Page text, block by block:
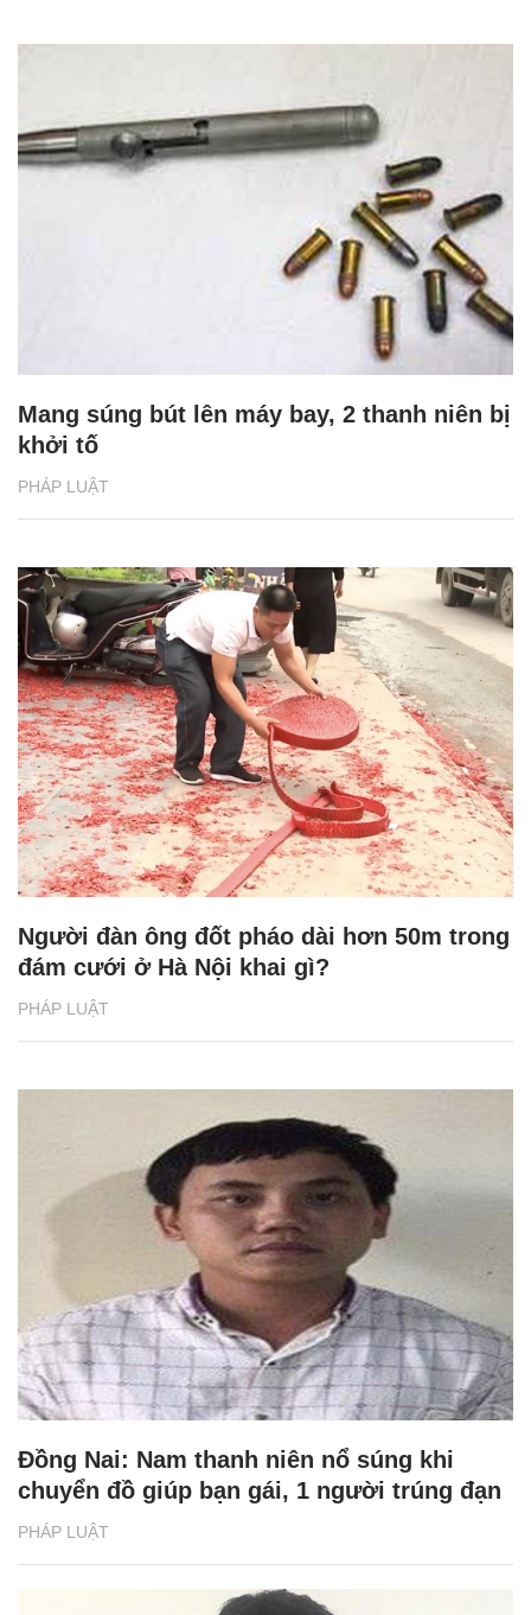
PHÁP LUẬT
Mang súng bút lên máy bay, 2 thanh niên bị
khởi tố
PHÁP LUẬT
Người đàn ông đốt pháo dài hơn 50m trong
đám cưới ở Hà Nội khai gì?
PHÁP LUẬT
Đồng Nai: Nam thanh niên nổ súng khi
chuyển đồ giúp bạn gái, 1 người trúng đạn